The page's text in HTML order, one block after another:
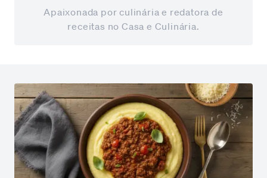
Apaixonada por culinária e redatora de
receitas no Casa e Culinária.